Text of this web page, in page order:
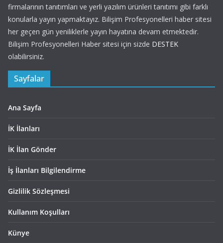
firmalarının tanıtımları ve yerli yazılım ürünleri tanıtımı gibi farklı
konularla yayın yapmaktayız. Bilişim Profesyonelleri haber sitesi
her geçen gün yeniliklerle yayın hayatına devam etmektedir.
Bilişim Profesyonelleri Haber sitesi için sizde DESTEK
olabilirsiniz.
Sayfalar
Ana Sayfa
İK İlanları
İK İlan Gönder
İş İlanları Bilgilendirme
Gizlilik Sözleşmesi
Kullanım Koşulları
Künye